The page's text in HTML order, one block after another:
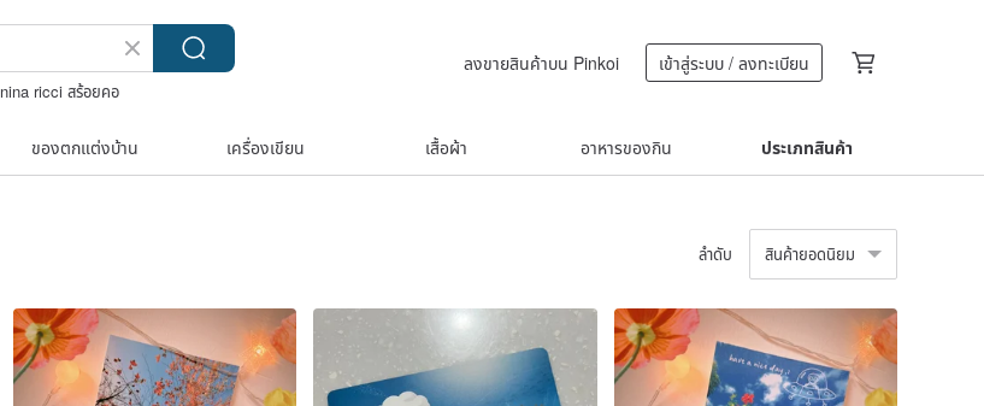
nina ricci สร้อยคอ
ลงขายสินค้าบน Pinkoi เข้าสู่ระบบ / ลงทะเบียน
ของตกแต่งบ้าน เครื่องเขียน เสื้อผ้า อาหารของกิน ประเภทสินค้า
ลำดับ สินค้ายอดนิยม